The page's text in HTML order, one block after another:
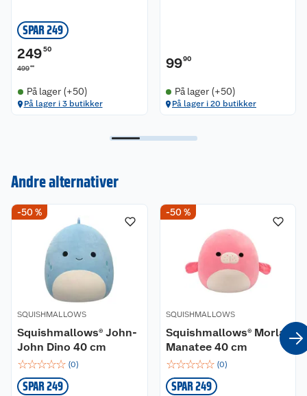
SPAR 249
24950
49900
På lager (+50)
På lager i 3 butikker
9990
På lager (+50)
På lager i 20 butikker
Andre alternativer
-50 %
SQUISHMALLOWS
Squishmallows® John-
John Dino 40 cm
☆☆☆☆☆ (0)
SPAR 249
-50 %
SQUISHMALLOWS
Squishmallows® Morlai
Manatee 40 cm
☆☆☆☆☆ (0)
SPAR 249
Om oss
Nyheter
Våre butikker
Våre merkevarer
Coop kjeder
Ledige stillinger
Kontakt oss
Angre- og returrett
Reklamasjon og garanti
Ofte stilte spørsmål
Betalingsalternativer
Leveringsalternativer
Åpent kjøp